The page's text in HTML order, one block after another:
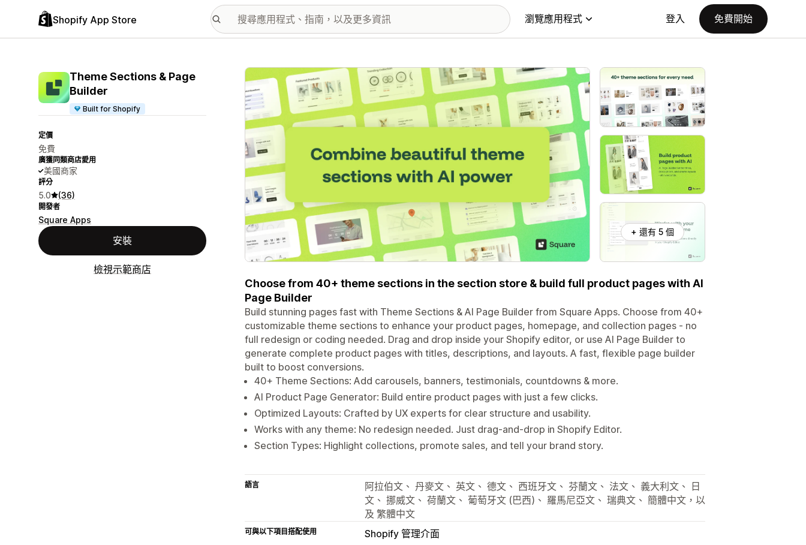
Shopify App Store 瀏覽應用程式 登入 免費開始
Theme Sections & Page
Builder
Built for Shopify
定價
免費
廣獲同類商店愛用
美國商家
評分
5.0 (36)
開發者
Square Apps
安裝
檢視示範商店
主要圖片圖庫
+ 還有 5 個
Choose from 40+ theme sections in the section store & build full product pages with AI
Page Builder
Build stunning pages fast with Theme Sections & AI Page Builder from Square Apps. Choose from 40+
customizable theme sections to enhance your product pages, homepage, and collection pages - no
full redesign or coding needed. Drag and drop inside your Shopify editor, or use AI Page Builder to
generate complete product pages with titles, descriptions, and layouts. A fast, flexible page builder
built to boost conversions.
40+ Theme Sections: Add carousels, banners, testimonials, countdowns & more.
AI Product Page Generator: Build entire product pages with just a few clicks.
Optimized Layouts: Crafted by UX experts for clear structure and usability.
Works with any theme: No redesign needed. Just drag-and-drop in Shopify Editor.
Section Types: Highlight collections, promote sales, and tell your brand story.
語言
阿拉伯文、 丹麥文、 英文、 德文、 西班牙文、 芬蘭文、 法文、 義大利文、 日
文、 挪威文、 荷蘭文、 葡萄牙文 (巴西)、 羅馬尼亞文、 瑞典文、 簡體中文，以
及 繁體中文
可與以下項目搭配使用 Shopify 管理介面